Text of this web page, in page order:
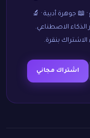
📖 جوهرة أدبية · 🔬
الاصطناعي.
الاشتراك بنقرة.
اشتراك مجاني